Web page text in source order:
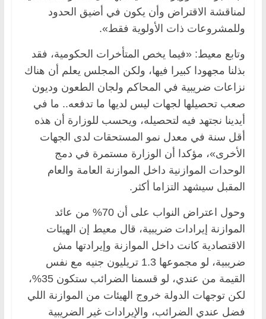
لمناقشة الاقتراض وأن يكون في أضيق الحدود
وللمشروعات ذات الأولوية فقط».
وتابع معيط: «فيما يخص المتأخرات الحكومية، فقد
بذلنا مجهودا كبيرا فيها، ولكن المجلس يعلم أن هناك
نزاعات ضريبية في المحاكم ولجان الطعون وديون
صعب تحصيلها لجهات ليس لديها ما تدفعه.. ما في
أيدينا نجتهد فيه لتحصيله، ويحسب للوزارة أن هذه
أقل سنة في معدل نمو المستحقات لدى الجهات
الأخرى»، مؤكدا أن الوزارة مستمرة في دمج
الوحدات الموازنية داخل الموازنة العامة والعام
المقبل سيشهد التزاما أكثر.
وحول اعتراض النواب على أن 70% من عائد
الموازنة إيرادات ضريبية، قال معيط إن الهيئات
الاقتصادية كانت داخل الموازنة وإيرادتها مش
ضريبية، لو مجموعها 1.3 تريليون جنيه مع نفس
القيمة من عندي، لو قسمنا الضرائب ستكون 35%،
لكن توجهات الدولة خروج الهيئات من الموازنة اللي
فضل عندي الضرائب، والإيرادات غير الضريبية